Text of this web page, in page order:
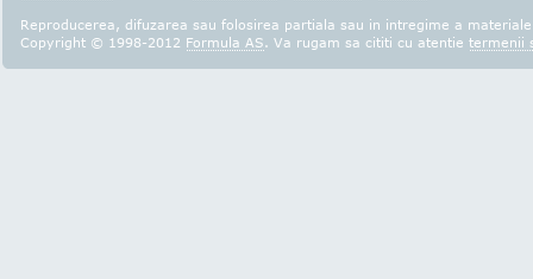
Reproducerea, difuzarea sau folosirea partiala sau in intregime a
Copyright © 1998-2012 Formula AS. Va rugam sa cititi cu atentie termenii